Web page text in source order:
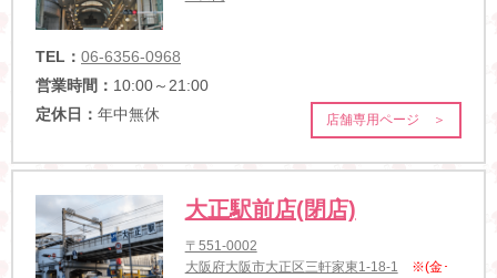
TEL： 06-6356-0968
営業時間： 10:00～21:00
定休日： 年中無休 店舗専用ページ ＞
大正駅前店(閉店)
〒551-0002
大阪府大阪市大正区三軒家東1-18-1
※(金･